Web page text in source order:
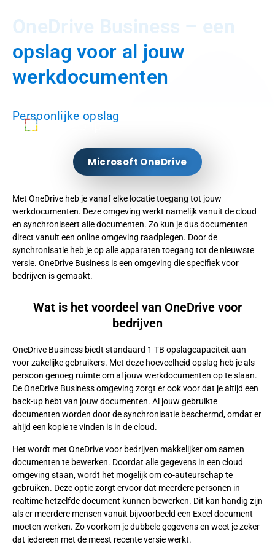
OneDrive Business – een
opslag voor al jouw
werkdocumenten
Persoonlijke opslag
Microsoft OneDrive
Met OneDrive heb je vanaf elke locatie toegang tot jouw
werkdocumenten. Deze omgeving werkt namelijk vanuit de cloud
en synchroniseert alle documenten. Zo kun je dus documenten
direct vanuit een online omgeving raadplegen. Door de
synchronisatie heb je op alle apparaten toegang tot de nieuwste
versie. OneDrive Business is een omgeving die specifiek voor
bedrijven is gemaakt.
Wat is het voordeel van OneDrive voor
bedrijven
OneDrive Business biedt standaard 1 TB opslagcapaciteit aan
voor zakelijke gebruikers. Met deze hoeveelheid opslag heb je als
persoon genoeg ruimte om al jouw werkdocumenten op te slaan.
De OneDrive Business omgeving zorgt er ook voor dat je altijd een
back-up hebt van jouw documenten. Al jouw gebruikte
documenten worden door de synchronisatie beschermd, omdat er
altijd een kopie te vinden is in de cloud.
Het wordt met OneDrive voor bedrijven makkelijker om samen
documenten te bewerken. Doordat alle gegevens in een cloud
omgeving staan, wordt het mogelijk om co-auteurschap te
gebruiken. Deze optie zorgt ervoor dat meerdere personen in
realtime hetzelfde document kunnen bewerken. Dit kan handig zijn
als er meerdere mensen vanuit bijvoorbeeld een Excel document
moeten werken. Zo voorkom je dubbele gegevens en weet je zeker
dat iedereen met de meest recente versie werkt.